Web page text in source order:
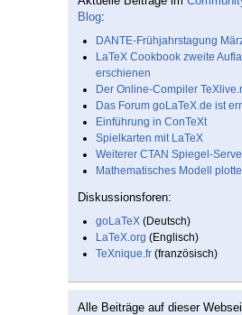
Blog:
DANTE-Frühjahrstagung
LaTeX Cookbook zweite
erschienen
Der Online-Compiler
Das Forum goLaTeX.de ist
Einführung in ConTeXt
Spielkarten mit LaTeX
Weiterer CTAN Spiegel-
Mathematisches Modell
Diskussionsforen:
goLaTeX (Deutsch)
LaTeX.org (Englisch)
TeXnique.fr (französisch)
Alle Beiträge auf dieser